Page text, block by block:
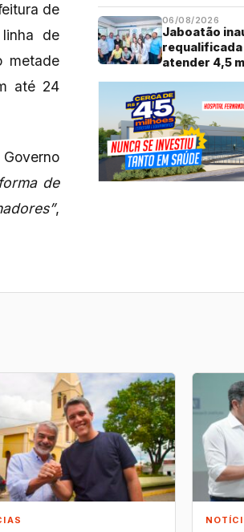
de
de
metade
até 24
de
,
06/08/2026
Jaboatão
atender 4,5